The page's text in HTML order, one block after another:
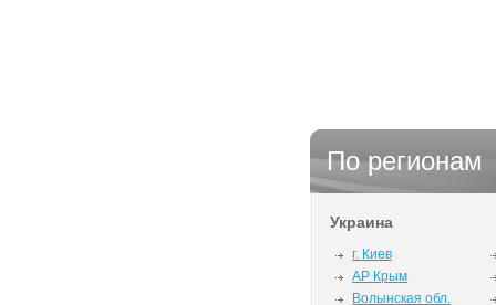
По регионам
Украина
г. Киев
АР Крым
Волынская обл.